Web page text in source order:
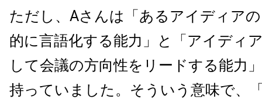
ただし、Aさんは「あるアイディア
的に言語化する能力」と「アイディ
して会議の方向性をリードする能力
持っていました。そういう意味で、